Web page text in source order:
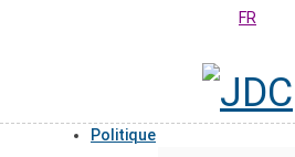
FR
Politique